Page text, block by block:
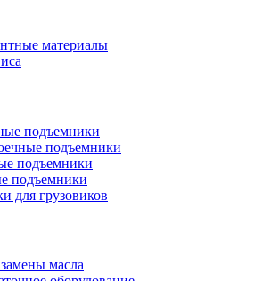
материалы
подъемники
подъемники
подъемники
подъемники
для грузовиков
масла